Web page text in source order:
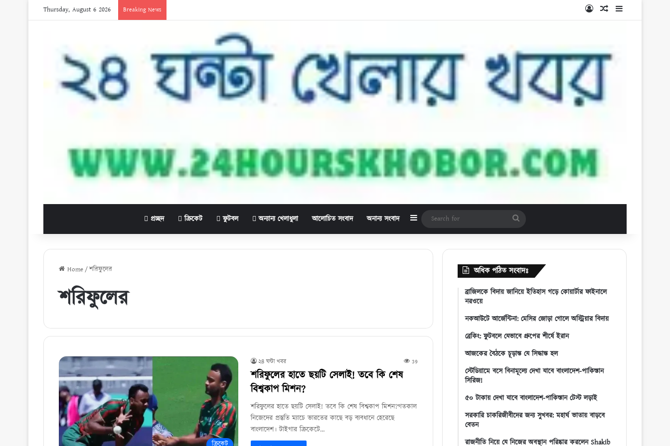
Thursday, August 6 2026 Breaking News Log InRandom Article
Sidebar
প্রচ্ছদ ক্রিকেট ফুটবল অন্যান্য খেলাধুলা আলোচিত সংবাদ অনান্য সংবাদ Sidebar
Search
for
Home/শরিফুলের
শরিফুলের
২৪ ঘন্টা খবর 39
শরিফুলের হাতে ছয়টি সেলাই! তবে কি শেষ
বিশ্বকাপ মিশন?
শরিফুলের হাতে ছয়টি সেলাই! তবে কি শেষ বিশ্বকাপ মিশন?গতকাল
নিজেদের প্রস্তুতি ম্যাচে ভারতের কাছে বড় ব্যবধানে হেরেছে
বাংলাদেশ। টাইগার ক্রিকেটে…
অধিক পঠিত সংবাদঃ
ব্রাজিলকে বিদায় জানিয়ে ইতিহাস গড়ে কোয়ার্টার ফাইনালে
নরওয়ে
নকআউটে আর্জেন্টিনা: মেসির জোড়া গোলে অস্ট্রিয়ার বিদায়
ব্রেকিং: ফুটবলে যেভাবে গ্রুপের শীর্ষে ইরান
আজকের বৈঠকে চূড়ান্ত যে সিদ্ধান্ত হল
স্টেডিয়ামে বসে বিনামূল্যে দেখা যাবে বাংলাদেশ-পাকিস্তান
সিরিজ!
৫০ টাকায় দেখা যাবে বাংলাদেশ-পাকিস্তান টেস্ট লড়াই
সরকারি চাকরিজীবীদের জন্য সুখবর: মহার্ঘ ভাতায় বাড়বে
বেতন
রাজনীতি নিয়ে যে নিজের অবস্থান পরিষ্কার করলেন Shakib